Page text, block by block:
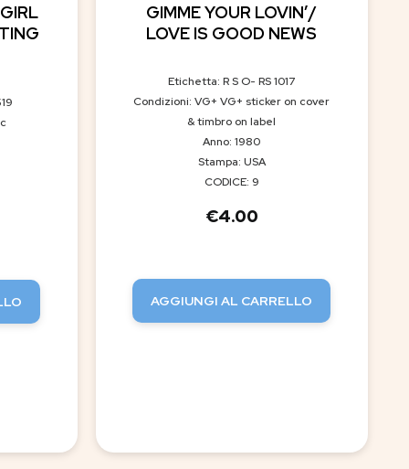
GIMME YOUR LOVIN’/
LOVE IS GOOD NEWS
Etichetta: R S O- RS 1017
Condizioni: VG+ VG+ sticker on cover
& timbro on label
Anno: 1980
Stampa: USA
CODICE: 9
€4.00
AGGIUNGI AL CARRELLO